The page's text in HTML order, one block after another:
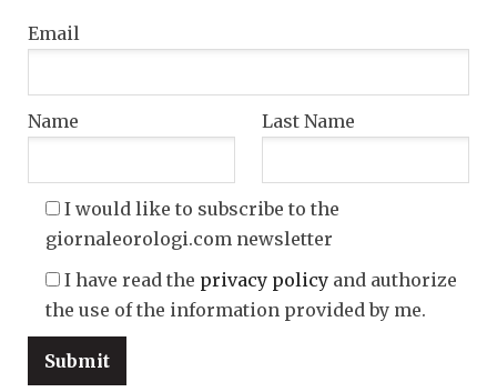
Email
Name Last Name
I would like to subscribe to the
giornaleorologi.com newsletter
I have read the privacy policy and authorize
the use of the information provided by me.